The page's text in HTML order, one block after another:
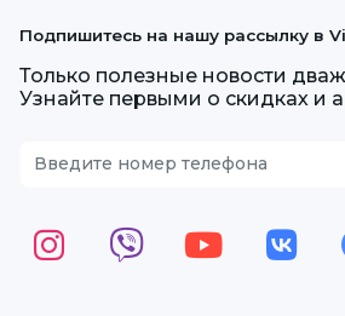
Подпишитесь на нашу рассылку в
Только полезные новости
Узнайте первыми о скидках и